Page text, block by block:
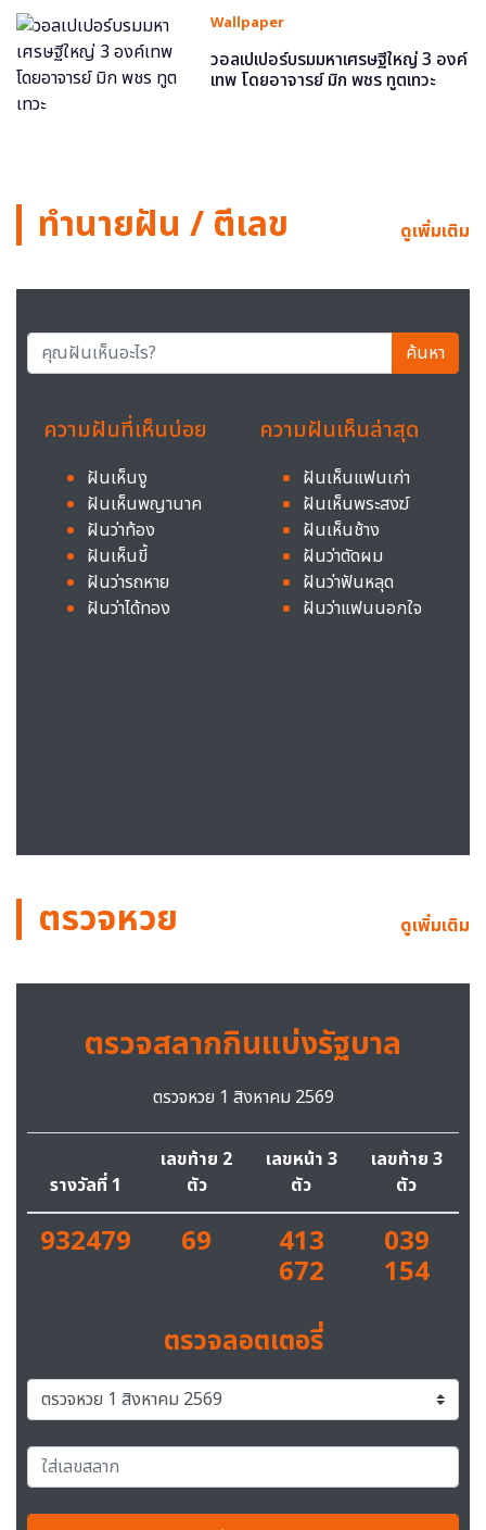
Wallpaper
วอลเปเปอร์บรมมหาเศรษฐีใหญ่ 3 องค์
เทพ โดยอาจารย์ มิก พชร ทูตเทวะ
ทำนายฝัน / ตีเลข ดูเพิ่มเติม
ค้นหา
ความฝันที่เห็นบ่อย
ฝันเห็นงู
ฝันเห็นพญานาค
ฝันว่าท้อง
ฝันเห็นขี้
ฝันว่ารถหาย
ฝันว่าได้ทอง
ความฝันเห็นล่าสุด
ฝันเห็นแฟนเก่า
ฝันเห็นพระสงฆ์
ฝันเห็นช้าง
ฝันว่าตัดผม
ฝันว่าฟันหลุด
ฝันว่าแฟนนอกใจ
ตรวจหวย ดูเพิ่มเติม
ตรวจสลากกินแบ่งรัฐบาล
ตรวจหวย 1 สิงหาคม 2569
รางวัลที่ 1
เลขท้าย 2
ตัว
เลขหน้า 3
ตัว
เลขท้าย 3
ตัว
932479 69 413
672
039
154
ตรวจลอตเตอรี่